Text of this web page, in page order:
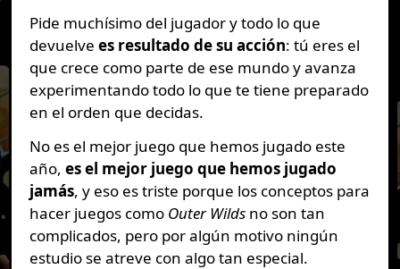
Pide muchísimo del jugador y todo lo que
devuelve es resultado de su acción: tú eres el
que crece como parte de ese mundo y avanza
experimentando todo lo que te tiene preparado
en el orden que decidas.
No es el mejor juego que hemos jugado este
año, es el mejor juego que hemos jugado
jamás, y eso es triste porque los conceptos para
hacer juegos como Outer Wildsno son tan
complicados, pero por algún motivo ningún
estudio se atreve con algo tan especial.